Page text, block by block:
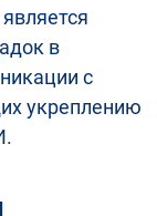
в
с
укреплению